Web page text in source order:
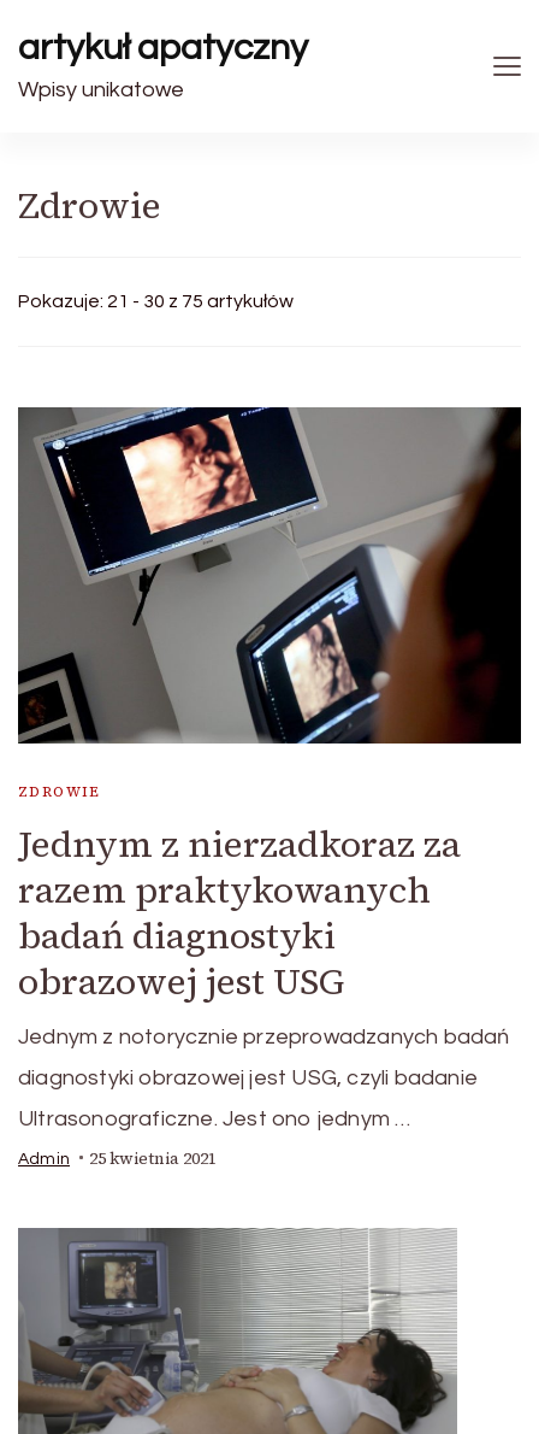
artykuł apatyczny
Wpisy unikatowe
Zdrowie
Pokazuje: 21 - 30 z 75 artykułów
ZDROWIE
Jednym z nierzadkoraz za
razem praktykowanych
badań diagnostyki
obrazowej jest USG
Jednym z notorycznie przeprowadzanych badań
diagnostyki obrazowej jest USG, czyli badanie
Ultrasonograficzne. Jest ono jednym …
Admin 25 kwietnia 2021